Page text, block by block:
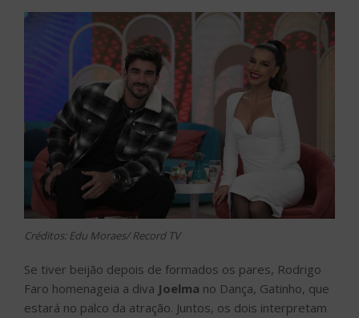
Créditos: Edu Moraes/ Record TV
Se tiver beijão depois de formados os pares, Rodrigo
Faro homenageia a diva Joelma no Dança, Gatinho, que
estará no palco da atração. Juntos, os dois interpretam